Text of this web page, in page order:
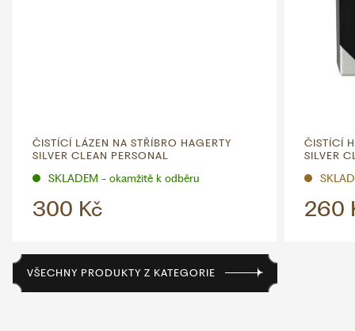
ČISTÍCÍ LÁZEN NA STŘÍBRO HAGERTY
SILVER CLEAN PERSONAL
SKLADEM - okamžitě k odběru
300 Kč
ČISTÍCÍ
SILVER
260
VŠECHNY PRODUKTY Z KATEGORIE